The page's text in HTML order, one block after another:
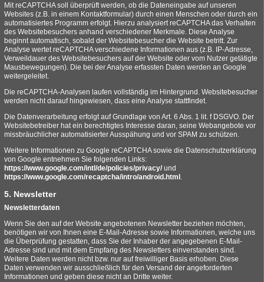
Mit reCAPTCHA soll überprüft werden, ob die Dateneingabe auf unseren
Websites (z.B. in einem Kontaktformular) durch einen Menschen oder durch ein
automatisiertes Programm erfolgt. Hierzu analysiert reCAPTCHA das Verhalten
des Websitebesuchers anhand verschiedener Merkmale. Diese Analyse
beginnt automatisch, sobald der Websitebesucher die Website betritt. Zur
Analyse wertet reCAPTCHA verschiedene Informationen aus (z.B. IP-Adresse,
Verweildauer des Websitebesuchers auf der Website oder vom Nutzer getätigte
Mausbewegungen). Die bei der Analyse erfassten Daten werden an Google
weitergeleitet.
Die reCAPTCHA-Analysen laufen vollständig im Hintergrund. Websitebesucher
werden nicht darauf hingewiesen, dass eine Analyse stattfindet.
Die Datenverarbeitung erfolgt auf Grundlage von Art. 6 Abs. 1 lit. f DSGVO. Der
Websitebetreiber hat ein berechtigtes Interesse daran, seine Webangebote vor
missbräuchlicher automatisierter Ausspähung und vor SPAM zu schützen.
Weitere Informationen zu Google reCAPTCHA sowie die Datenschutzerklärung
von Google entnehmen Sie folgenden Links:
https://www.google.com/intl/de/policies/privacy/ und
https://www.google.com/recaptcha/intro/android.html .
5. Newsletter
Newsletterdaten
Wenn Sie den auf der Website angebotenen Newsletter beziehen möchten,
benötigen wir von Ihnen eine E-Mail-Adresse sowie Informationen, welche uns
die Überprüfung gestatten, dass Sie der Inhaber der angegebenen E-Mail-
Adresse sind und mit dem Empfang des Newsletters einverstanden sind.
Weitere Daten werden nicht bzw. nur auf freiwilliger Basis erhoben. Diese
Daten verwenden wir ausschließlich für den Versand der angeforderten
Informationen und geben diese nicht an Dritte weiter.